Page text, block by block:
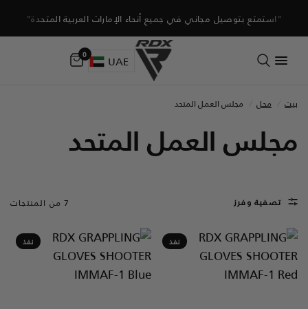
"استمتع بتوصيل مجاني في جميع أنحاء الإمارات العربية المتحدة"
UAE
0
بيت محل مجلس العمل المتحد
مجلس العمل المتحد
تصفية وفرز 7 من المنتجات
نفذ نفذ